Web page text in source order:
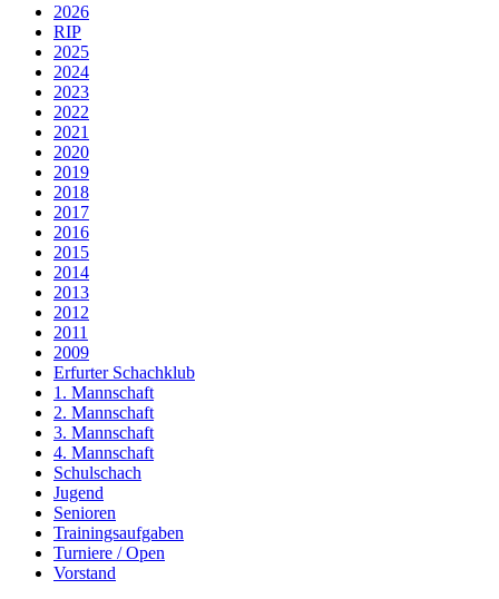
2026
RIP
2025
2024
2023
2022
2021
2020
2019
2018
2017
2016
2015
2014
2013
2012
2011
2009
Erfurter Schachklub
1. Mannschaft
2. Mannschaft
3. Mannschaft
4. Mannschaft
Schulschach
Jugend
Senioren
Trainingsaufgaben
Turniere / Open
Vorstand